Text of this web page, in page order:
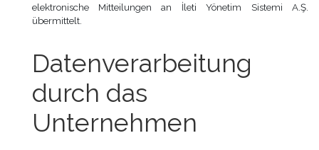
elektronische Mitteilungen an İleti Yönetim Sistemi A.Ş.
übermittelt.
Datenverarbeitung
durch das
Unternehmen